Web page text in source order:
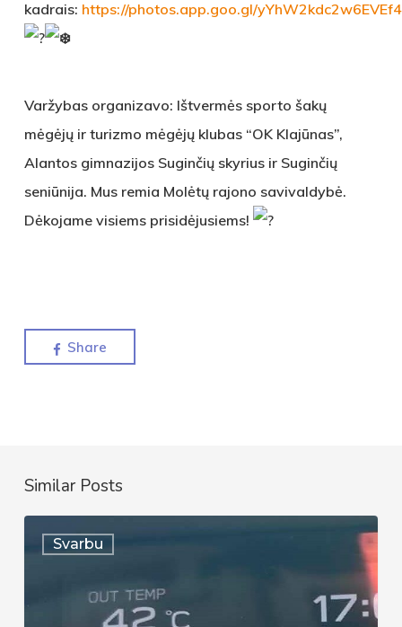
kadrais: https://photos.app.goo.gl/
Varžybas organizavo: Ištvermės sporto šakų
mėgėjų ir turizmo mėgėjų klubas “OK Klajūnas”,
Alantos gimnazijos Suginčių skyrius ir Suginčių
seniūnija. Mus remia Molėtų rajono savivaldybė.
Dėkojame visiems prisidėjusiems!
Share
Similar Posts
Svarbu
Justo
podiumas
miškininkų
orientavimosi